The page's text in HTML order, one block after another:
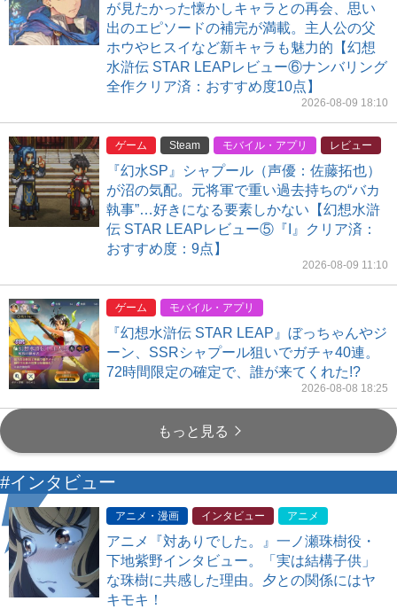
が見たかった懐かしキャラとの再会、思い
出のエピソードの補完が満載。主人公の父
ホウやヒスイなど新キャラも魅力的【幻想
水滸伝 STAR LEAPレビュー⑥ナンバリング
全作クリア済：おすすめ度10点】
2026-08-09 18:10
ゲーム Steam モバイル・アプリ レビュー
『幻水SP』シャプール（声優：佐藤拓也）
が沼の気配。元将軍で重い過去持ちの“バカ
執事”…好きになる要素しかない【幻想水滸
伝 STAR LEAPレビュー⑤『I』クリア済：
おすすめ度：9点】
2026-08-09 11:10
ゲーム モバイル・アプリ
『幻想水滸伝 STAR LEAP』ぼっちゃんやジ
ーン、SSRシャプール狙いでガチャ40連。
72時間限定の確定で、誰が来てくれた!?
2026-08-08 18:25
もっと見る
#インタビュー
アニメ・漫画 インタビュー アニメ
アニメ『対ありでした。』一ノ瀬珠樹役・
下地紫野インタビュー。「実は結構子供」
な珠樹に共感した理由。夕との関係にはヤ
キモキ！